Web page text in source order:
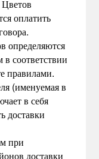
Цветов
оплатить
определяются
соответствии
правилами.
(именуемая в
в себя
доставки
при
доставки